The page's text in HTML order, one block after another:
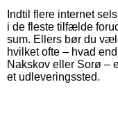
Indtil flere internet
i de fleste tilfælde
sum. Ellers bør du
hvilket ofte – hvad
Nakskov eller Sorø –
et udleveringssted.